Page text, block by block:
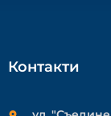
Контакти